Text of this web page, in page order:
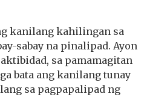
kanilang kahilingan sa
sabay na pinalipad. Ayon
sa pamamagitan
bata ang kanilang tunay
sa pagpapalipad ng